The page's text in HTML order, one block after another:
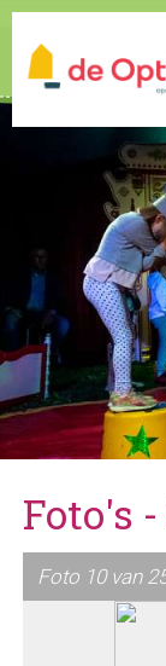
Foto's
Foto 10 van